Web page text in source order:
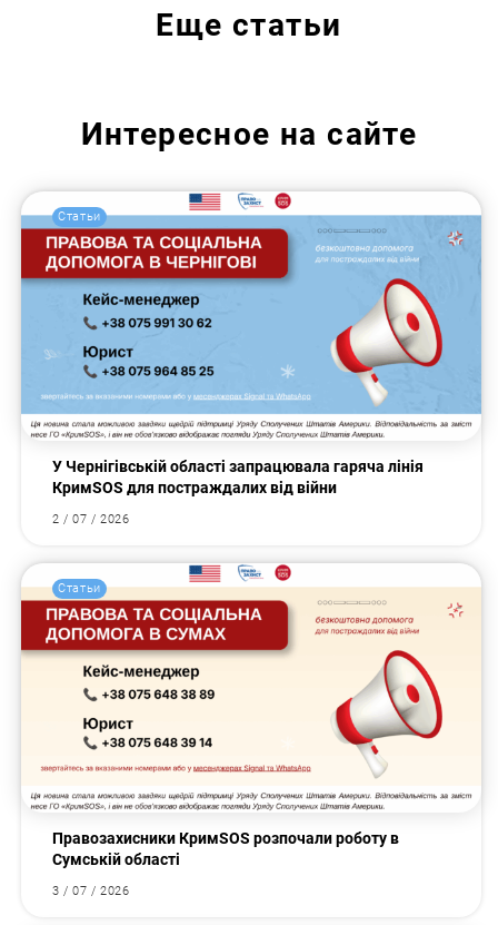
Еще статьи
Интересное на сайте
Статьи
У Чернігівській області запрацювала гаряча лінія
КримSOS для постраждалих від війни
2 / 07 / 2026
Статьи
Правозахисники КримSOS розпочали роботу в
Сумській області
3 / 07 / 2026